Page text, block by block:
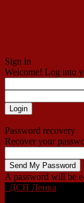
Sign in
Welcome! Log into
Password recovery
Recover your
A password will be
ДСП Ленка